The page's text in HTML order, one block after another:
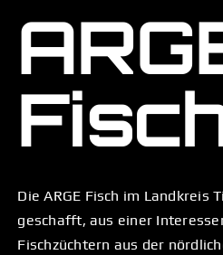
Die ARGE Fisch im Landkreis
geschafft, aus einer
Fischzüchtern aus der